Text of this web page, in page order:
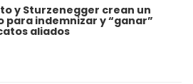
y Sturzenegger crean un
para indemnizar y “ganar”
aliados